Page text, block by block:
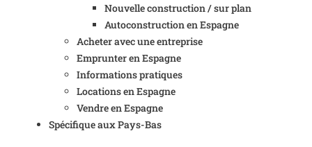
Nouvelle construction / sur plan
Autoconstruction en Espagne
Acheter avec une entreprise
Emprunter en Espagne
Informations pratiques
Locations en Espagne
Vendre en Espagne
Spécifique aux Pays-Bas